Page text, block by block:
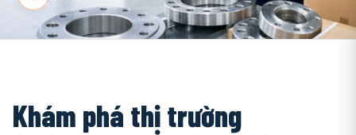
Khám phá thị trường